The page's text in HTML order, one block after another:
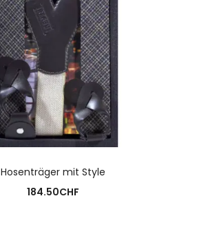
Hosenträger mit Style
184.50CHF